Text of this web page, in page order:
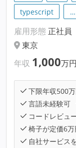
typescript
…
雇用形態 正社員
東京
年収 1,000万円
下限年収500
言語未経験可
コードレビュ
椅子が定価6万
自社サービス